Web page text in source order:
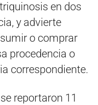
en dos
y advierte
o comprar
procedencia o
correspondiente.
reportaron 11